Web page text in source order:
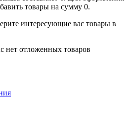
товары на сумму 0.
интересующие вас товары в
нет отложенных товаров